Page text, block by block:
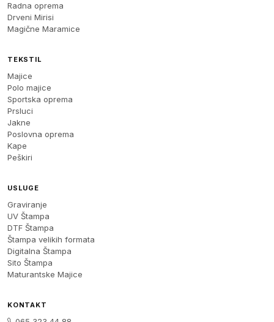
Radna oprema
Drveni Mirisi
Magične Maramice
TEKSTIL
Majice
Polo majice
Sportska oprema
Prsluci
Jakne
Poslovna oprema
Kape
Peškiri
USLUGE
Graviranje
UV Štampa
DTF Štampa
Štampa velikih formata
Digitalna Štampa
Sito Štampa
Maturantske Majice
KONTAKT